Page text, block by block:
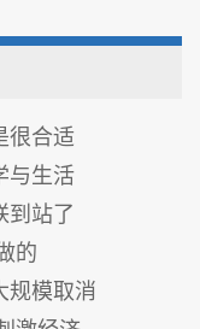
很合适
与生活
到站了
的
规模取消